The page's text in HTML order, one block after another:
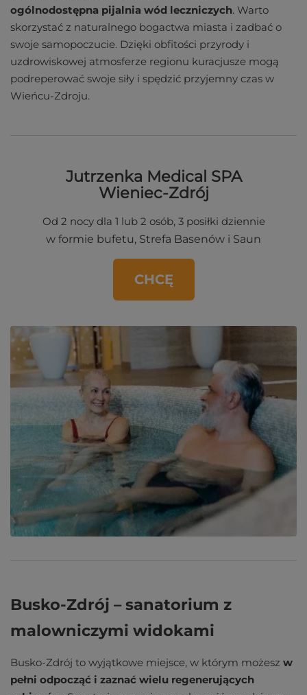
ogólnodostępna pijalnia wód leczniczych. Warto
skorzystać z naturalnego bogactwa miasta i zadbać o
swoje samopoczucie. Dzięki obfitości przyrody i
uzdrowiskowej atmosferze regionu kuracjusze mogą
podreperować swoje siły i spędzić przyjemny czas w
Wieńcu-Zdroju.
Jutrzenka Medical SPA
Wieniec-Zdrój
Od 2 nocy dla 1 lub 2 osób, 3 posiłki dziennie
w formie bufetu, Strefa Basenów i Saun
CHCĘ
Busko-Zdrój – sanatorium z
malowniczymi widokami
Busko-Zdrój to wyjątkowe miejsce, w którym możesz w
pełni odpocząć i zaznać wielu regenerujących